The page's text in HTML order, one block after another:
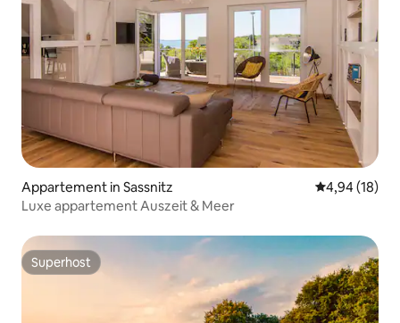
Appartement in Sassnitz Gemiddelde
4,94 (18)
Luxe appartement Auszeit & Meer
Superhost
Superhost